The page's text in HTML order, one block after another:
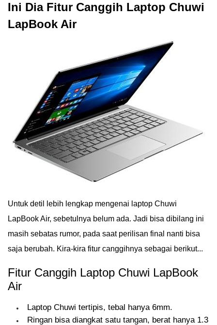
Ini Dia Fitur Canggih Laptop Chuwi
LapBook Air
Untuk detil lebih lengkap mengenai laptop Chuwi
LapBook Air, sebetulnya belum ada. Jadi bisa dibilang ini
masih sebatas rumor, pada saat perilisan final nanti bisa
saja berubah. Kira-kira fitur canggihnya sebagai berikut...
Fitur Canggih Laptop Chuwi LapBook
Air
Laptop Chuwi tertipis, tebal hanya 6mm.
Ringan bisa diangkat satu tangan, berat hanya 1.3